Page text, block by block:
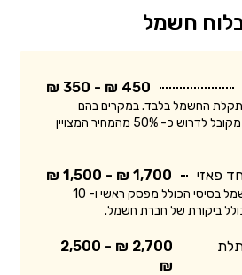
חשמל
450 ₪ - 350 ₪
תקלת החשמל בלבד. במקרים בהם
החשמלאי החליף רכיב, מקובל לדרוש כ- 50% מהמחיר המצויין
פאזי 1,700 ₪ - 1,500 ₪
המחיר מתייחס ללוח חשמל בסיסי הכולל מפסק ראשי ו- 10
ביקורת של חברת חשמל.
2,700 ₪ - 2,500
₪